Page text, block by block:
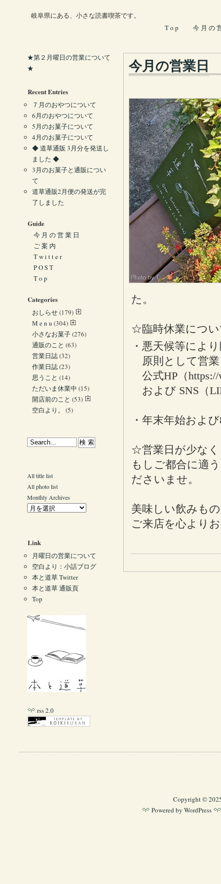
岐阜県にある、小さな読書喫茶です。
T o p
今 月 の
今月の営業日
た。
☆臨時休業につ
・悪天候等によ
原則として営業
公式HP（https://
および SNS（
・年末年始およ
☆営業日が少な
もしご都合に適
ださいませ。
美味しい飲みも
ご来店を心より
★第２月曜日の営業について
★
Recent Entries
７月のおやつについて
6月のおやつについて
5月のお菓子について
4月のお菓子について
◆ 道草通販 3月分を発送し
ました ◆
3月のお菓子と通販につい
て
道草通販2月便の発送が完
了しました
Guide
今 月 の 営 業 日
ご 案 内
T w i t t e r
P O S T
T o p
Categories
おしらせ(179)
M e n u (304)
小さなお菓子(276)
通販のこと (63)
営業日誌(32)
作業日誌(23)
思うこと (14)
ただいま休業中 (15)
開店前のこと (53)
空白より。
(5)
All title list
All photo list
Monthly Archives
Link
月曜日の営業について
空白より：小話ブログ
本と道草 Twitter
本と道草 通販頁
Top
rss 2.0
Copyright ©
Powered by WordPress